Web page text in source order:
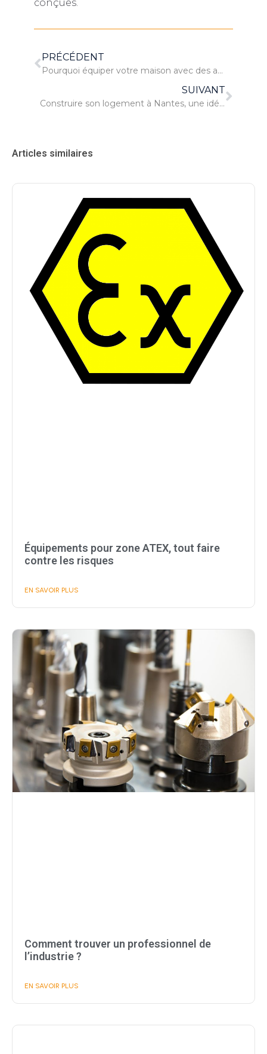
conçues.
PRÉCÉDENT
Pourquoi équiper votre maison avec des appareils connectés ?
SUIVANT
Construire son logement à Nantes, une idée intéressante
Articles similaires
Équipements pour zone ATEX, tout faire
contre les risques
EN SAVOIR PLUS
Comment trouver un professionnel de
l’industrie ?
EN SAVOIR PLUS